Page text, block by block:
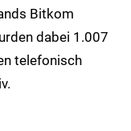
Bitkom
dabei 1.007
telefonisch